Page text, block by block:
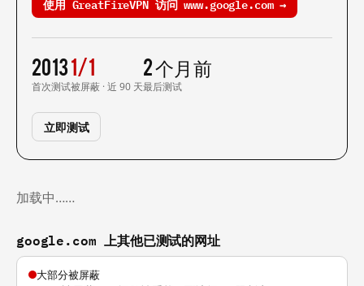
2013
首次测试
1/1
被屏蔽 · 近 90 天
2 个月前
最后测试
立即测试
加载中……
google.com 上其他已测试的网址
大部分被屏蔽